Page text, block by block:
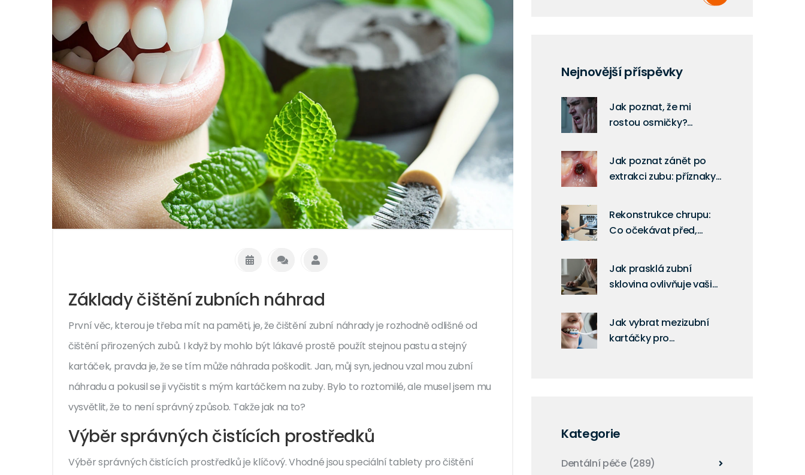
Základy čištění zubních náhrad
První věc, kterou je třeba mít na paměti, je, že čištění zubní náhrady je rozhodně odlišné od
čištění přirozených zubů. I když by mohlo být lákavé prostě použít stejnou pastu a stejný
kartáček, pravda je, že se tím může náhrada poškodit. Jan, můj syn, jednou vzal mou zubní
náhradu a pokusil se ji vyčistit s mým kartáčkem na zuby. Bylo to roztomilé, ale musel jsem mu
vysvětlit, že to není správný způsob. Takže jak na to?
Výběr správných čistících prostředků
Výběr správných čistících prostředků je klíčový. Vhodné jsou speciální tablety pro čištění
Nejnovější příspěvky
Jak poznat, že mi
rostou osmičky?
o moudráky
Jak poznat zánět po
extrakci zubu: příznaky
Rekonstrukce chrupu:
Co očekávat před,
Jak prasklá zubní
sklovina ovlivňuje vaši
Jak vybrat mezizubní
kartáčky pro
Kategorie
Dentální péče (289)